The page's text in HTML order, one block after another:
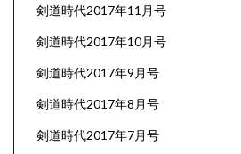
剣道時代2017年11月号
剣道時代2017年10月号
剣道時代2017年9月号
剣道時代2017年8月号
剣道時代2017年7月号